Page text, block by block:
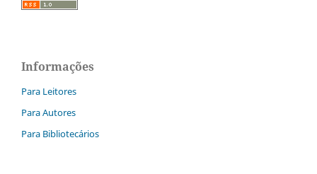
Informações
Para Leitores
Para Autores
Para Bibliotecários